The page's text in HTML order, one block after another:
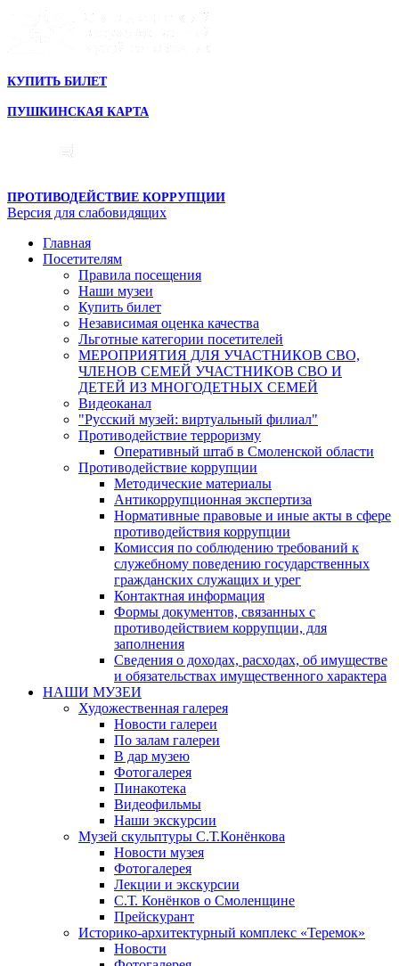
КУПИТЬ БИЛЕТ
ПУШКИНСКАЯ КАРТА
ПРОТИВОДЕЙСТВИЕ КОРРУПЦИИ
Версия для слабовидящих
Главная
Посетителям
Правила посещения
Наши музеи
Купить билет
Независимая оценка качества
Льготные категории посетителей
МЕРОПРИЯТИЯ ДЛЯ УЧАСТНИКОВ СВО,
ЧЛЕНОВ СЕМЕЙ УЧАСТНИКОВ СВО И
ДЕТЕЙ ИЗ МНОГОДЕТНЫХ СЕМЕЙ
Видеоканал
"Русский музей: виртуальный филиал"
Противодействие терроризму
Оперативный штаб в Смоленской области
Противодействие коррупции
Методические материалы
Антикоррупционная экспертиза
Нормативные правовые и иные акты в сфере
противодействия коррупции
Комиссия по соблюдению требований к
служебному поведению государственных
гражданских служащих и урег
Контактная информация
Формы документов, связанных с
противодействием коррупции, для
заполнения
Сведения о доходах, расходах, об имуществе
и обязательствах имущественного характера
НАШИ МУЗЕИ
Художественная галерея
Новости галереи
По залам галереи
В дар музею
Фотогалерея
Пинакотека
Видеофильмы
Наши экскурсии
Музей скульптуры С.Т.Конёнкова
Новости музея
Фотогалерея
Лекции и экскурсии
С.Т. Конёнков о Смоленщине
Прейскурант
Историко-архитектурный комплекс «Теремок»
Новости